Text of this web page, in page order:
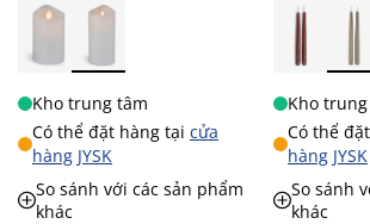
Kho trung tâm
Có thể đặt hàng tại cửa
hàng JYSK
So sánh với các sản phẩm
khác
Kho
Có thể
hàng JYSK
So sánh
khác